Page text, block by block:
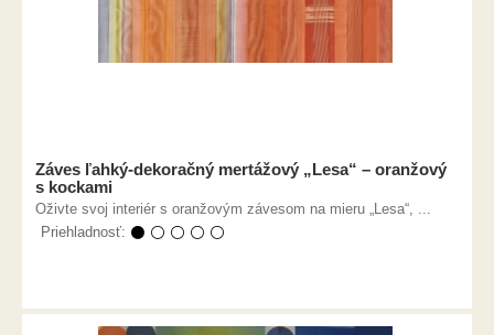
Záves ľahký-dekoračný mertážový „Lesa“ – oranžový
s kockami
Oživte svoj interiér s oranžovým závesom na mieru „Lesa“, ...
Priehladnosť: ⚫ ⚪ ⚪ ⚪ ⚪